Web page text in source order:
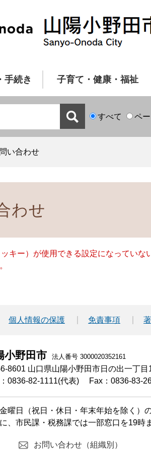
手続き 子育て・健康・福祉
すべて ペ
い合わせ
わせ
キー）が使用できる設定になってい
個人情報の保護 免責事項
小野田市 法人番号 3000020352161
8601 山口県山陽小野田市日の出一丁目
0836-82-1111(代表)
Fax：0836-83-
曜日（祝日・休日・年末年始を除く）
、市民課・税務課では一部窓口を19時
お問い合わせ（組織別）